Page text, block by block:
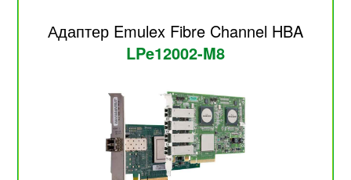
Адаптер Emulex Fibre Channel HBA
LPe12002-M8